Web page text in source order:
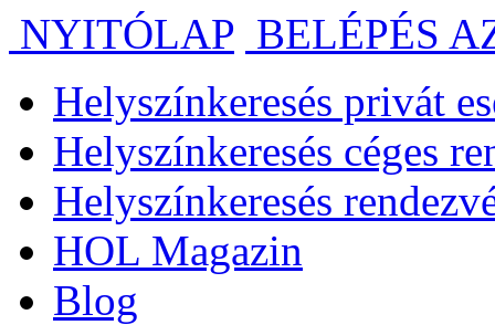
NYITÓLAP BELÉPÉS
Helyszínkeresés privát
Helyszínkeresés céges
Helyszínkeresés
HOL Magazin
Blog